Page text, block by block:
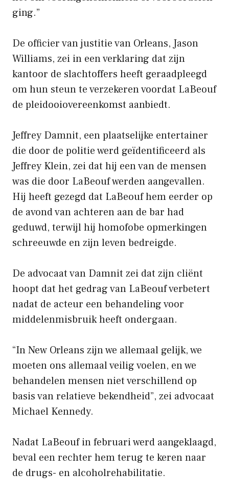
ging.”
De officier van justitie van Orleans, Jason
Williams, zei in een verklaring dat zijn
kantoor de slachtoffers heeft geraadpleegd
om hun steun te verzekeren voordat LaBeouf
de pleidooiovereenkomst aanbiedt.
Jeffrey Damnit, een plaatselijke entertainer
die door de politie werd geïdentificeerd als
Jeffrey Klein, zei dat hij een van de mensen
was die door LaBeouf werden aangevallen.
Hij heeft gezegd dat LaBeouf hem eerder op
de avond van achteren aan de bar had
geduwd, terwijl hij homofobe opmerkingen
schreeuwde en zijn leven bedreigde.
De advocaat van Damnit zei dat zijn cliënt
hoopt dat het gedrag van LaBeouf verbetert
nadat de acteur een behandeling voor
middelenmisbruik heeft ondergaan.
“In New Orleans zijn we allemaal gelijk, we
moeten ons allemaal veilig voelen, en we
behandelen mensen niet verschillend op
basis van relatieve bekendheid”, zei advocaat
Michael Kennedy.
Nadat LaBeouf in februari werd aangeklaagd,
beval een rechter hem terug te keren naar
de drugs- en alcoholrehabilitatie.